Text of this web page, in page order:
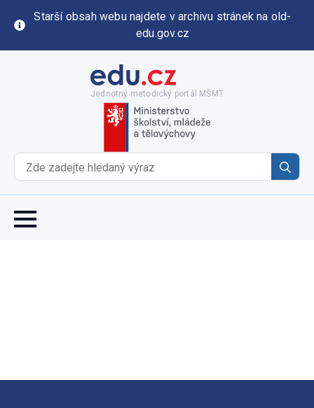
Starší obsah webu najdete v archivu stránek na old-
edu.gov.cz
Jednotný metodický portál MŠMT
for: